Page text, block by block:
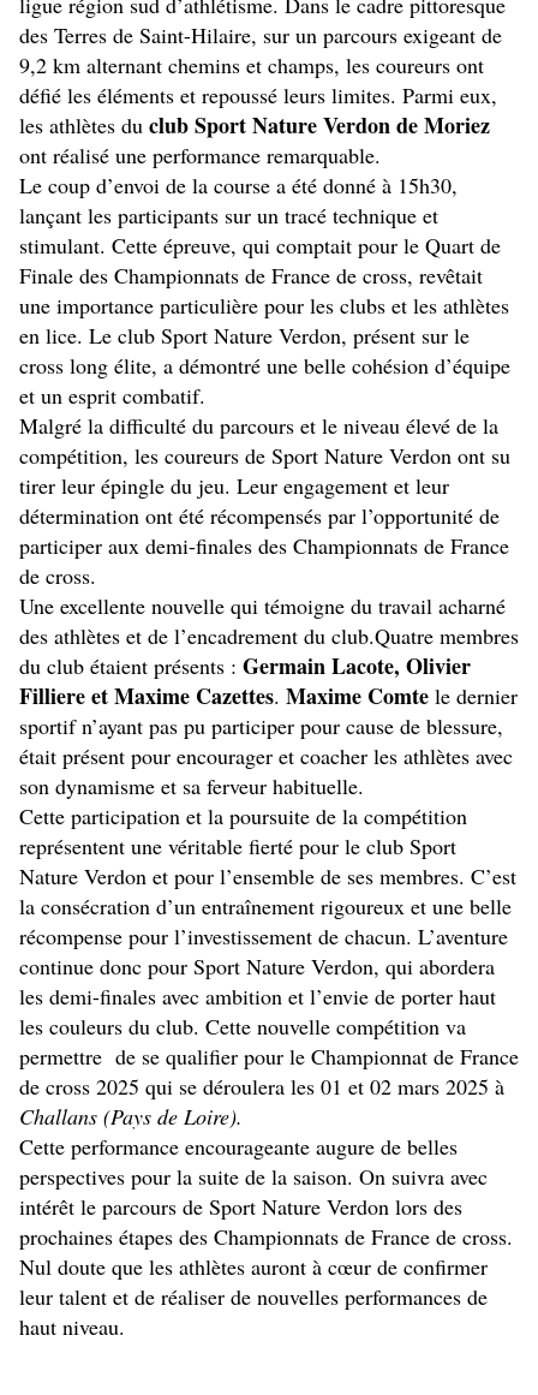
des Terres de Saint-Hilaire, sur un parcours exigeant de
9,2 km alternant chemins et champs, les coureurs ont
défié les éléments et repoussé leurs limites. Parmi eux,
les athlètes du
ont réalisé une performance remarquable.
Le coup d’envoi de la course a été donné à 15h30,
lançant les participants sur un tracé technique et
stimulant. Cette épreuve, qui comptait pour le Quart de
Finale des Championnats de France de cross, revêtait
une importance particulière pour les clubs et les athlètes
en lice. Le club Sport Nature Verdon, présent sur le
cross long élite, a démontré une belle cohésion d’équipe
et un esprit combatif.
Malgré la difficulté du parcours et le niveau élevé de la
compétition, les coureurs de Sport Nature Verdon ont su
tirer leur épingle du jeu. Leur engagement et leur
détermination ont été récompensés par l’opportunité de
participer aux demi-finales des Championnats de France
de cross.
Une excellente nouvelle qui témoigne du travail acharné
des athlètes et de l’encadrement du club.Quatre membres
du club étaient présents : Germain Lacote, Olivier
Filliere et Maxime Cazettes. Maxime Comte le dernier
sportif n’ayant pas pu participer pour cause de blessure,
était présent pour encourager et coacher les athlètes avec
son dynamisme et sa ferveur habituelle.
Cette participation et la poursuite de la compétition
représentent une véritable fierté pour le club Sport
Nature Verdon et pour l’ensemble de ses membres. C’est
la consécration d’un entraînement rigoureux et une belle
récompense pour l’investissement de chacun. L’aventure
continue donc pour Sport Nature Verdon, qui abordera
les demi-finales avec ambition et l’envie de porter haut
les couleurs du club. Cette nouvelle compétition va
permettre  de se qualifier pour le Championnat de France
Challans (Pays de Loire).
Cette performance encourageante augure de belles
perspectives pour la suite de la saison. On suivra avec
intérêt le parcours de Sport Nature Verdon lors des
prochaines étapes des Championnats de France de cross.
Nul doute que les athlètes auront à cœur de confirmer
leur talent et de réaliser de nouvelles performances de
haut niveau.